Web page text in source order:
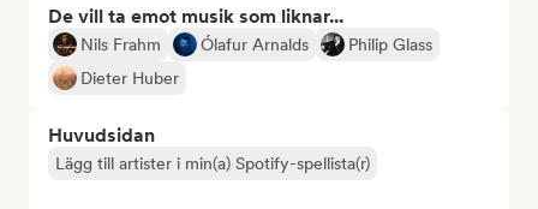
De vill ta emot musik som liknar...
Nils Frahm Ólafur Arnalds
Philip Glass
Dieter Huber
Huvudsidan
Lägg till artister i min(a) Spotify-spellista(r)